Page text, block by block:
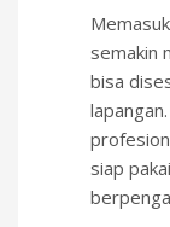
semakin
bisa
siap